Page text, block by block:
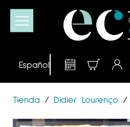
Tienda / Didier Lourenço /